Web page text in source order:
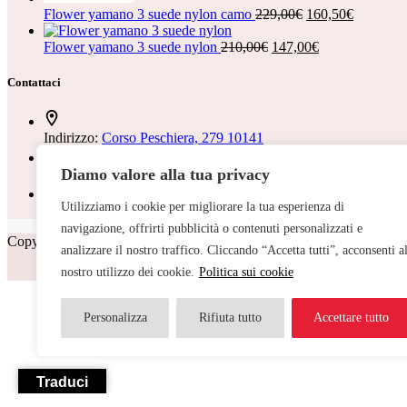
Diamo valore alla tua privacy
Utilizziamo i cookie per migliorare la tua esperienza di
navigazione, offrirti pubblicità o contenuti personalizzati e
analizzare il nostro traffico. Cliccando “Accetta tutti”, acconsenti al
nostro utilizzo dei cookie. Politica sui cookie
Personalizza Rifiuta tutto Accettare tutto
Flower yamano 3 suede nylon camo 229,00€ Il
originale
160,50€Il
Flower yamano 3 suede nylon 210,00€ Il147,00€Il
Contattaci
Indirizzo: Corso Peschiera, 279 10141
Telefono:011 713 191
Email:cristinetorino@gmail.com
Copyright © 2026 Cristine Torino - Web Powered by
Traduci